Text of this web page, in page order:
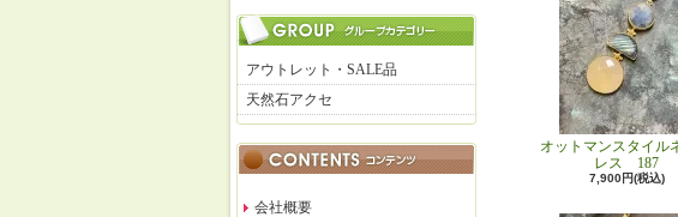
アウトレット・SALE品
天然石アクセ
会社概要
オットマンスタイル
レス 187
7,900円(税込)